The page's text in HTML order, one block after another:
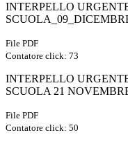
INTERPELLO
File PDF
Contatore click: 73
INTERPELLO
SCUOLA 21
File PDF
Contatore click: 50